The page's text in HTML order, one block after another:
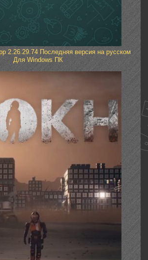
2.26.29.74 Последняя версия на русском
Для Windows ПК